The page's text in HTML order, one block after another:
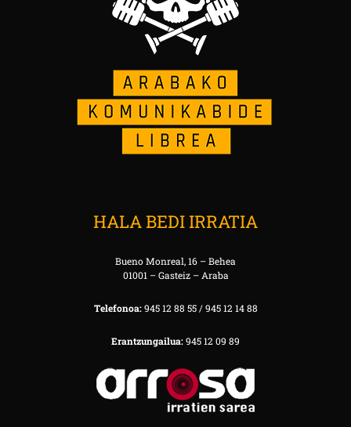
HALA BEDI IRRATIA
Bueno Monreal, 16 – Behea
01001 – Gasteiz – Araba
Telefonoa:945 12 88 55 / 945 12 14 88
Erantzungailua:945 12 09 89